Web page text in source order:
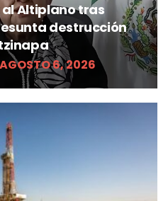
Altiplano tras
destrucción
AGOSTO 6, 2026